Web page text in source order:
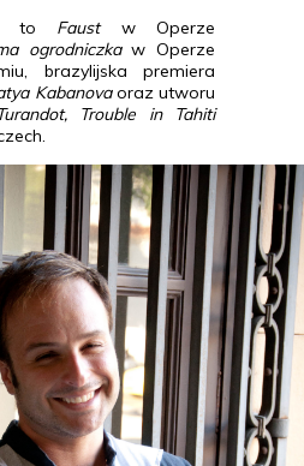
to Faustw Operze
ogrodniczkaw Operze
brazylijska premiera
Kabanovaoraz utworu
Trouble in Tahiti